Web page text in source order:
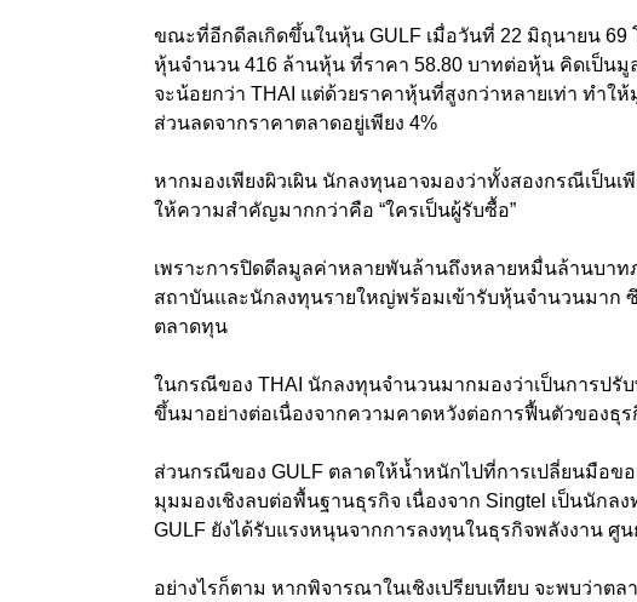
ขณะที่อีกดีลเกิดขึ้นในหุ้น GULF เมื่อวันที่ 22 มิถุนายน 69
หุ้นจำนวน 416 ล้านหุ้น ที่ราคา 58.80 บาทต่อหุ้น คิดเป็น
จะน้อยกว่า THAI แต่ด้วยราคาหุ้นที่สูงกว่าหลายเท่า ทำให้
ส่วนลดจากราคาตลาดอยู่เพียง 4%
หากมองเพียงผิวเผิน นักลงทุนอาจมองว่าทั้งสองกรณีเป็น
ให้ความสำคัญมากกว่าคือ “ใครเป็นผู้รับซื้อ”
เพราะการปิดดีลมูลค่าหลายพันล้านถึงหลายหมื่นล้านบา
สถาบันและนักลงทุนรายใหญ่พร้อมเข้ารับหุ้นจำนวนมา
ตลาดทุน
ในกรณีของ THAI นักลงทุนจำนวนมากมองว่าเป็นการปรั
ขึ้นมาอย่างต่อเนื่องจากความคาดหวังต่อการฟื้นตัวของธุ
ส่วนกรณีของ GULF ตลาดให้น้ำหนักไปที่การเปลี่ยนมือข
มุมมองเชิงลบต่อพื้นฐานธุรกิจ เนื่องจาก Singtel เป็นนัก
GULF ยังได้รับแรงหนุนจากการลงทุนในธุรกิจพลังงาน ศู
อย่างไรก็ตาม หากพิจารณาในเชิงเปรียบเทียบ จะพบว่าต